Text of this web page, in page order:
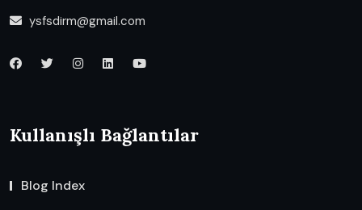
ysfsdirm@gmail.com
Kullanışlı Bağlantılar
Blog Index